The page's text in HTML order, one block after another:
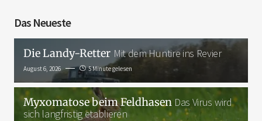
Das Neueste
Die Landy-Retter Mit dem Huntire ins Revier
August 6, 2026 5 Minute gelesen
Myxomatose beim Feldhasen Das Virus wird
sich langfristig etablieren